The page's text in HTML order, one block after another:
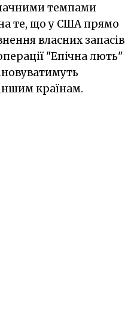
темпами
те, що у США прямо
власних запасів
"Епічна лють"
країнам.